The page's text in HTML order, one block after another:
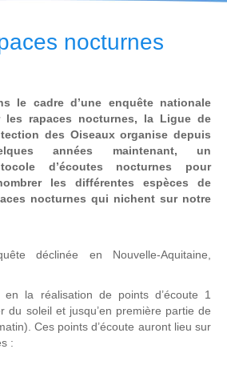
nocturnes
le cadre d’une enquête nationale
les rapaces nocturnes, la Ligue de
des Oiseaux organise depuis
années maintenant, un
d’écoutes nocturnes pour
les différentes espèces de
nocturnes qui nichent sur notre
déclinée en Nouvelle-Aquitaine,
en la réalisation de points d’écoute 1
du soleil et jusqu’en première partie de
Ces points d’écoute auront lieu sur
: